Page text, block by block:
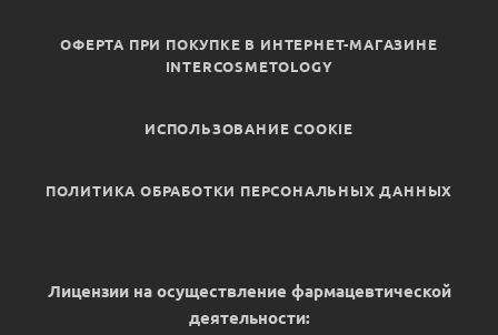
ОФЕРТА ПРИ ПОКУПКЕ В ИНТЕРНЕТ-МАГАЗИНЕ
INTERCOSMETOLOGY
ИСПОЛЬЗОВАНИЕ COOKIE
ПОЛИТИКА ОБРАБОТКИ ПЕРСОНАЛЬНЫХ ДАННЫХ
Лицензии на осуществление фармацевтической
деятельности: